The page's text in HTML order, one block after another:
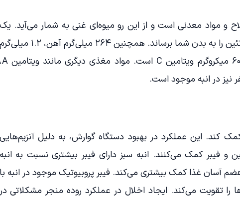
و مواد معدنی است و از این رو میوه‌ای غنی به شمار می‌آید. یک
فنجان انبه می‌تواند ۱.۳۵ گرم پروتئین را به بدن شما برساند. همچنین ۲۶۴ میلی‌گرم آهن، ۱.۲ میلی‌گرم
کلسیم، ۲۷۷ میلی‌گرم پتاسیم و ۶۰ میکروگرم ویتامین C است. مواد مغذی دیگری مانند ویتامین A،
نیز در انبه موجود است.
کند. این عملکرد در بهبود دستگاه گوارش، به دلیل آنزیم‌هایی
فیبر کمک می‌کنند. انبه سبز دارای فیبر بیشتری نسبت به انبه
آسان غذا کمک بیشتری می‌کند. فیبر پروبیوتیک موجود در انبه با
را تقویت می‌کند. ایجاد اخلال در عملکرد روده منجر مشکلاتی در